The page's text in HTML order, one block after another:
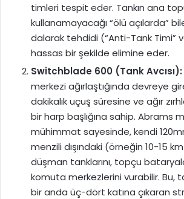
timleri tespit eder. Tankın ana
kullanamayacağı “ölü açılarda”
dalarak tehdidi (“Anti-Tank Timi”
hassas bir şekilde elimine eder.
Switchblade 600 (Tank Avcısı):
merkezi ağırlaştığında devreye
dakikalık uçuş süresine ve ağır
bir harp başlığına sahip. Abrams
mühimmat sayesinde, kendi
menzili dışındaki (örneğin 10-15
düşman tanklarını, topçu
komuta merkezlerini vurabilir. Bu,
bir anda üç-dört katına çıkaran